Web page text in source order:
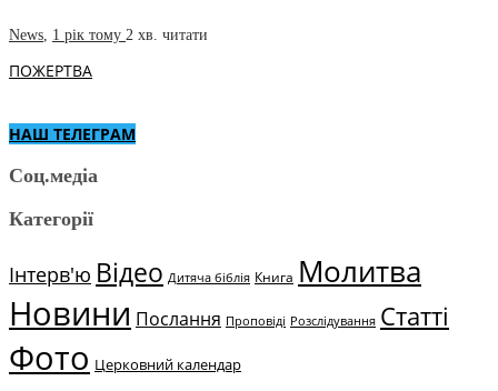
News 1 рік тому 2 хв. читати
ПОЖЕРТВА
НАШ ТЕЛЕГРАМ
Соц.медіа
Категорії
Інтерв'ю Відео Дитяча біблія Книга Молитва
Новини Послання Проповіді Розслідування Статті
Фото Церковний календар